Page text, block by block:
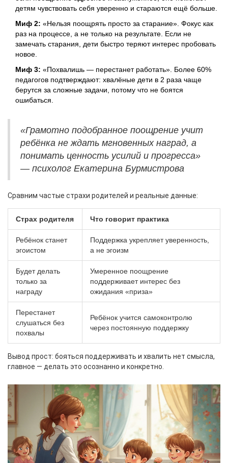
детям чувствовать себя уверенно и стараются ещё больше.
Миф 2: «Нельзя поощрять просто за старание». Фокус как
раз на процессе, а не только на результате. Если не
замечать старания, дети быстро теряют интерес пробовать
новое.
Миф 3: «Похвалишь — перестанет работать». Более 60%
педагогов подтверждают: хвалёные дети в 2 раза чаще
берутся за сложные задачи, потому что не боятся
ошибаться.
«Грамотно подобранное поощрение учит
ребёнка не ждать мгновенных наград, а
понимать ценность усилий и прогресса»
— психолог Екатерина Бурмистрова
Сравним частые страхи родителей и реальные данные:
Страх родителя Что говорит практика
Ребёнок станет
эгоистом
Поддержка укрепляет уверенность,
а не эгоизм
Будет делать
только за
награду
Умеренное поощрение
поддерживает интерес без
ожидания «приза»
Перестанет
слушаться без
похвалы
Ребёнок учится самоконтролю
через постоянную поддержку
Вывод прост: бояться поддерживать и хвалить нет смысла,
главное — делать это осознанно и конкретно.